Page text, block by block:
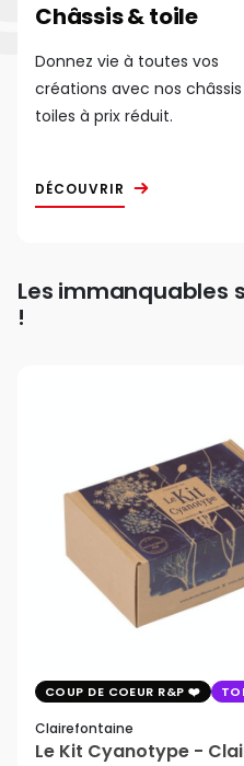
Châssis & toile
Donnez vie à toutes vos
créations avec nos
toiles à prix réduit.
DÉCOUVRIR
Les immanquables
!
COUP DE COEUR R&P
Clairefontaine
Le Kit Cyanotype -